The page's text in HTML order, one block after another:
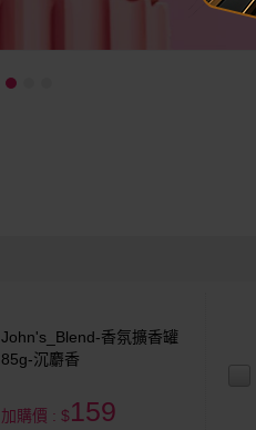
John's_Blend-香氛擴香罐
85g-沉麝香
加購價 : $159